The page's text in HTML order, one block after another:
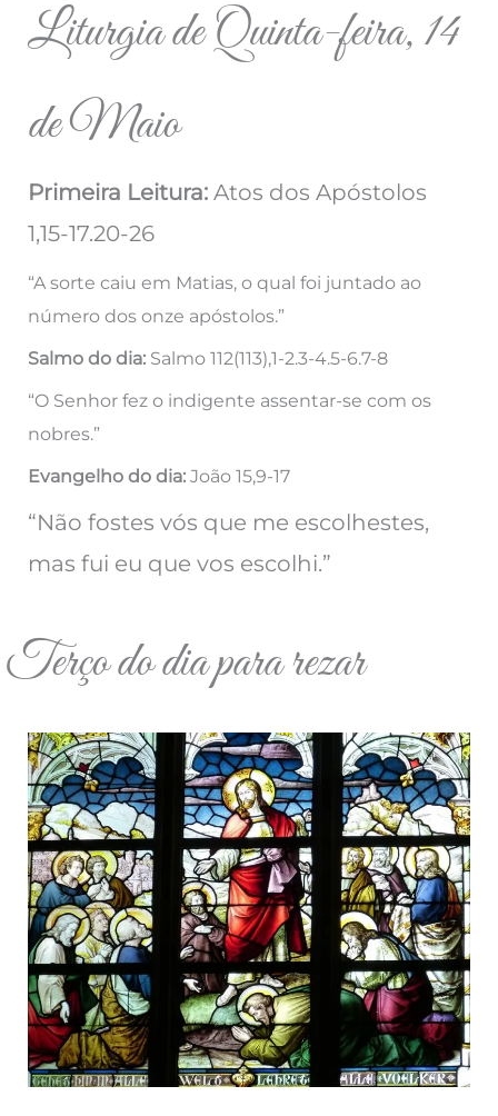
Liturgia de Quinta-feira, 14
de Maio
Primeira Leitura: Atos dos Apóstolos
1,15-17.20-26
“A sorte caiu em Matias, o qual foi juntado ao
número dos onze apóstolos.”
Salmo do dia: Salmo 112(113),1-2.3-4.5-6.7-8
“O Senhor fez o indigente assentar-se com os
nobres.”
Evangelho do dia: João 15,9-17
“Não fostes vós que me escolhestes,
mas fui eu que vos escolhi.”
Terço do dia para rezar